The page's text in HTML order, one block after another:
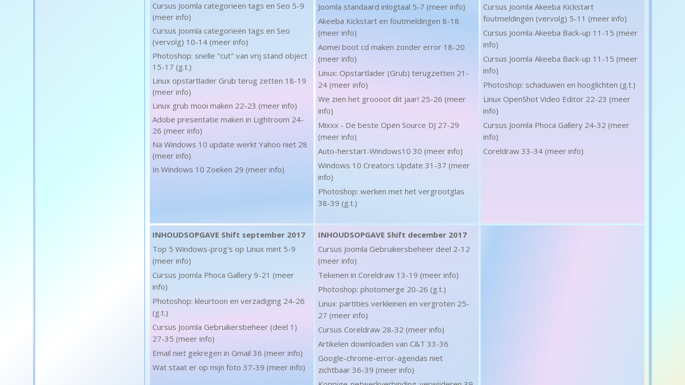
Cursus Joomla categorieën tags en Seo 5-9
(meer info)
Cursus Joomla categorieën tags en Seo
(vervolg) 10-14 (meer info)
Photoshop: snelle "cut" van vrij stand object
15-17 (g.t.)
Linux opstartlader Grub terug zetten 18-19
(meer info)
Linux grub mooi maken 22-23 (meer info)
Adobe presentatie maken in Lightroom 24-
26 (meer info)
Na Windows 10 update werkt Yahoo niet 28
(meer info)
In Windows 10 Zoeken 29 (meer info)
Joomla standaard inlogtaal 5-7 (meer info)
Akeeba Kickstart en foutmeldingen 8-18
(meer info)
Aomei boot cd maken zonder error 18-20
(meer info)
Linux: Opstartlader (Grub) terugzetten 21-
24 (meer info)
We zien het groooot dit jaar! 25-26 (meer
info)
Mixxx - De beste Open Source DJ 27-29
(meer info)
Auto-herstart-Windows10 30 (meer info)
Windows 10 Creators Update 31-37 (meer
info)
Photoshop: werken met het vergrootglas
38-39 (g.t.)
Cursus Joomla Akeeba Kickstart
foutmeldingen (vervolg) 5-11 (meer info)
Cursus Joomla Akeeba Back-up 11-15 (meer
info)
Cursus Joomla Akeeba Back-up 11-15 (meer
info)
Photoshop: schaduwen en hooglichten (g.t.)
Linux OpenShot Video Editor 22-23 (meer
info)
Cursus Joomla Phoca Gallery 24-32 (meer
info)
Coreldraw 33-34 (meer info)
INHOUDSOPGAVE Shift september 2017
Top 5 Windows-prog's op Linux mint 5-9
(meer info)
Cursus Joomla Phoca Gallery 9-21 (meer
info)
Photoshop: kleurtoon en verzadiging 24-26
(g.t.)
Cursus Joomla Gebruikersbeheer (deel 1)
27-35 (meer info)
Email niet gekregen in Gmail 36 (meer info)
Wat staat er op mijn foto 37-39 (meer info)
INHOUDSOPGAVE Shift december 2017
Cursus Joomla Gebruikersbeheer deel 2-12
(meer info)
Tekenen in Coreldraw 13-19 (meer info)
Photoshop: photomerge 20-26 (g.t.)
Linux: partities verkleinen en vergroten 25-
27 (meer info)
Cursus Coreldraw 28-32 (meer info)
Artikelen downloaden van C&T 33-36
Google-chrome-error-agendas niet
zichtbaar 36-39 (meer info)